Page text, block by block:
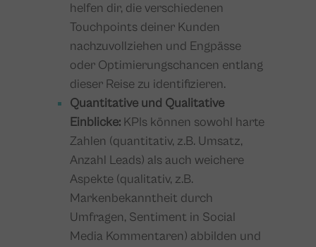
helfen dir, die verschiedenen
Touchpoints deiner Kunden
nachzuvollziehen und Engpässe
oder Optimierungschancen entlang
dieser Reise zu identifizieren.
Quantitative und Qualitative
Einblicke: KPIs können sowohl harte
Zahlen (quantitativ, z.B. Umsatz,
Anzahl Leads) als auch weichere
Aspekte (qualitativ, z.B.
Markenbekanntheit durch
Umfragen, Sentiment in Social
Media Kommentaren) abbilden und